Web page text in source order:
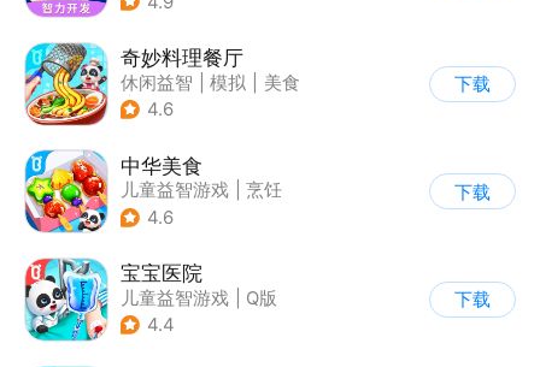
奇妙料理餐厅
休闲益智 模拟
美食
| 宝宝巴士
4.6
下载
中华美食
儿童益智游戏
烹饪
4.6
下载
宝宝医院
儿童益智游戏
Q版
4.4
下载